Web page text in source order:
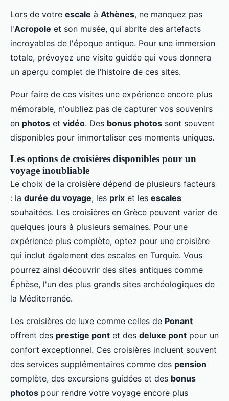
Lors de votre escale à Athènes, ne manquez pas
l'Acropole et son musée, qui abrite des artefacts
incroyables de l'époque antique. Pour une immersion
totale, prévoyez une visite guidée qui vous donnera
un aperçu complet de l'histoire de ces sites.
Pour faire de ces visites une expérience encore plus
mémorable, n'oubliez pas de capturer vos souvenirs
en photos et vidéo. Des bonus photos sont souvent
disponibles pour immortaliser ces moments uniques.
Les options de croisières disponibles pour un
voyage inoubliable
Le choix de la croisière dépend de plusieurs facteurs
: la durée du voyage, les prix et les escales
souhaitées. Les croisières en Grèce peuvent varier de
quelques jours à plusieurs semaines. Pour une
expérience plus complète, optez pour une croisière
qui inclut également des escales en Turquie. Vous
pourrez ainsi découvrir des sites antiques comme
Éphèse, l'un des plus grands sites archéologiques de
la Méditerranée.
Les croisières de luxe comme celles de Ponant
offrent des prestige pont et des deluxe pont pour un
confort exceptionnel. Ces croisières incluent souvent
des services supplémentaires comme des pension
complète, des excursions guidées et des bonus
photos pour rendre votre voyage encore plus